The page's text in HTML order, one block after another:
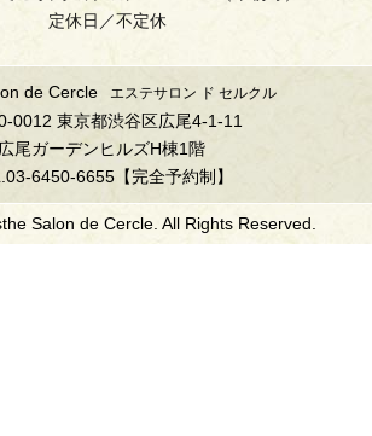
定休日／不定休
de Cercle エステサロン ド セルクル
0012 東京都渋谷区広尾4-1-11
広尾ガーデンヒルズH棟1階
6450-6655【完全予約制】
Salon de Cercle. All Rights Reserved.